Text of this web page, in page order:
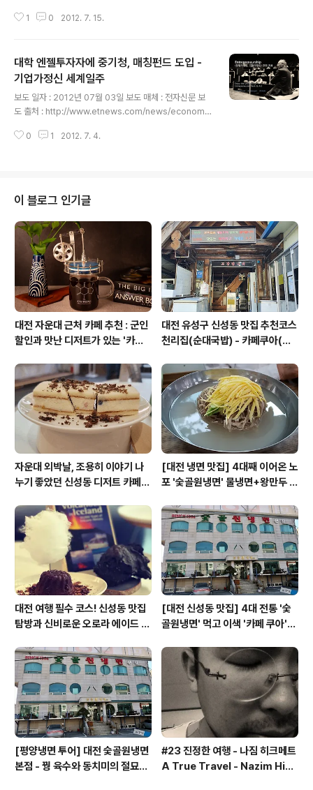
업가정신 관련 정보 후쿠야마 공고 학생이 종이장미 제품
2年05月17日 写真拡大신중하게 작업하는 후쿠야마 공
고 기초과학 연구부의 부원들 写真拡大캡슐에 종이 장미
를 넣은 휴대폰 스트랩 写真拡大색종이로 만든 종이장미
의 모자 후쿠야마시에서 19, 20일에 개최되는 '후쿠야마
장미축제 2012'에서 후쿠야마 공고(동시 노가미마을)의
학생들이 처음으로 직접 만든 '종이장미'의 모자와 스트랩
1 0 2012. 7. 15.
대학 엔젤투자자에 중기청, 매칭펀드 도입 -
기업가정신 세계일주
보도 일자 : 2012년 07월 03일 보도 매체 : 전자신문 보
도 출처 : http://www.etnews.com/news/economy/
창업/기업가정신 관련 정보 대학 엔젤투자자에 중기청, 매
조직이 있다. 재학생이 운영한다. 학생 창업을 지원하는 B
ASES는 지난 학기(작년 가을~올봄)에만 150만달러 자금
을 확보, 다양한 창업 지원사업을 펼쳤다. 자금 출처는 지역
기업·엔젤투자자·벤처캐피털·로펌 등이다.미국 실리콘밸리
의 선순환 스타트업..
0 1 2012. 7. 4.
이 블로그 인기글
대전 자운대 근처 카페 추천 : 군인
할인과 맛난 디저트가 있는 '카페
대전 유성구 신성동 맛집 추천코스
천리집(순대국밥) - 카페쿠아(커
자운대 외박날, 조용히 이야기 나
누기 좋았던 신성동 디저트 카페
[대전 냉면 맛집] 4대째 이어온 노
포 '숯골원냉면' 물냉면+왕만두 조
대전 여행 필수 코스! 신성동 맛집
탐방과 신비로운 오로라 에이드 체
[대전 신성동 맛집] 4대 전통 '숯
골원냉면' 먹고 이색 '카페 쿠아'로
[평양냉면 투어] 대전 숯골원냉면
본점 - 꿩 육수와 동치미의 절묘한
#23 진정한 여행 - 나짐 히크메트
A True Travel - Nazim Hik